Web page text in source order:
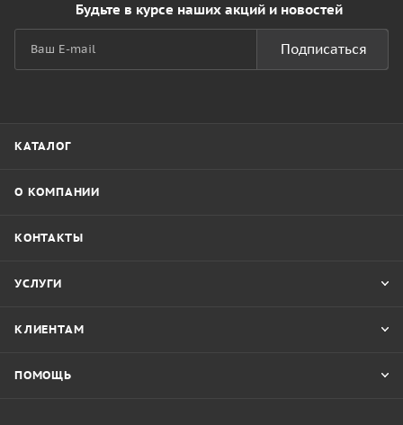
Будьте в курсе наших акций и новостей
Подписаться
КАТАЛОГ
О КОМПАНИИ
КОНТАКТЫ
УСЛУГИ
КЛИЕНТАМ
ПОМОЩЬ